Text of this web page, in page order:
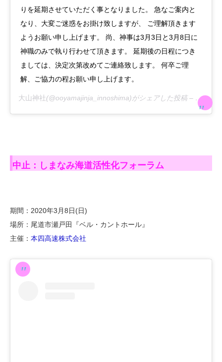
りを延期させていただく事となりました。 急なご案内と
なり、大変ご迷惑をお掛け致しますが、 ご理解頂きます
ようお願い申し上げます。 尚、神事は3月3日と3月8日に
神職のみで執り行わせて頂きます。 延期後の日程につき
ましては、決定次第改めてご連絡致します。 何卒ご理
解、ご協力の程お願い申し上げます。
大山神社(@ooyamajinja_innoshima)がシェアした投稿 – 2020年
中止：しまなみ海道活性化フォーラム
期間：2020年3月8日(日)
場所：尾道市瀬戸田『ベル・カントホール』
主催： 本四高速株式会社